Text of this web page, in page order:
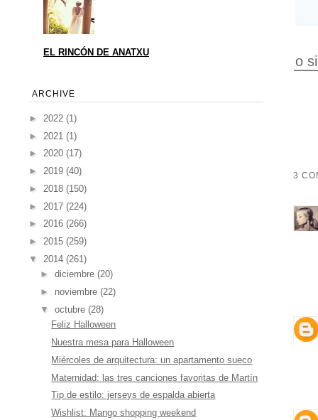
o
3
EL RINCÓN DE ANATXU
ARCHIVE
► 2022 (1)
► 2021 (1)
► 2020 (17)
► 2019 (40)
► 2018 (150)
► 2017 (224)
► 2016 (266)
► 2015 (259)
▼ 2014 (261)
► diciembre (20)
► noviembre (22)
▼ octubre (28)
Feliz Halloween
Nuestra mesa para Halloween
Miércoles de arquitectura: un apartamento sueco
Maternidad: las tres canciones favoritas de Martín
Tip de estilo: jerseys de espalda abierta
Wishlist: Mango shopping weekend